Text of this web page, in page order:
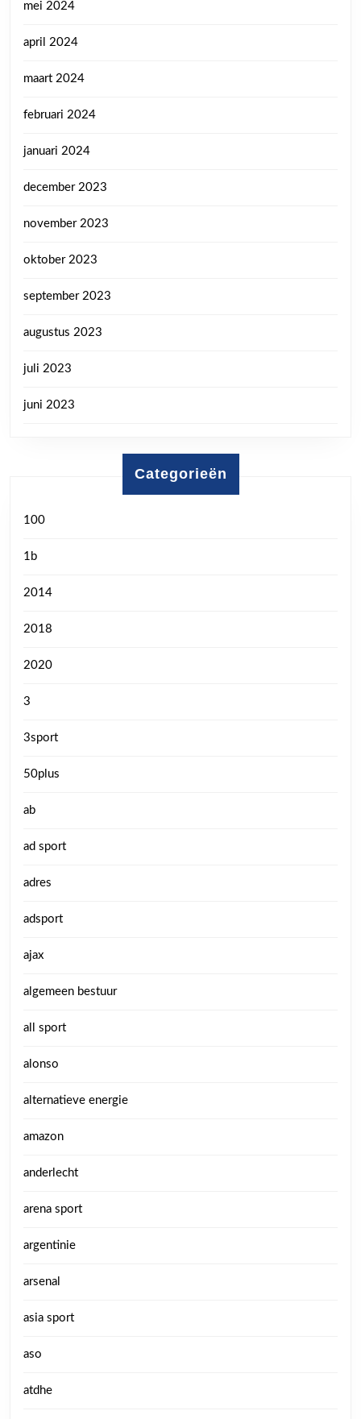
mei 2024
april 2024
maart 2024
februari 2024
januari 2024
december 2023
november 2023
oktober 2023
september 2023
augustus 2023
juli 2023
juni 2023
Categorieën
100
1b
2014
2018
2020
3
3sport
50plus
ab
ad sport
adres
adsport
ajax
algemeen bestuur
all sport
alonso
alternatieve energie
amazon
anderlecht
arena sport
argentinie
arsenal
asia sport
aso
atdhe